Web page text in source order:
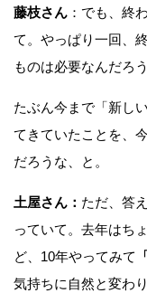
藤枝さん ：でも、終
て。やっぱり一回、
ものは必要なんだろ
たぶん今まで「新し
てきていたことを、
だろうな、と。
土屋さん： ただ、答
っていて。去年はち
ど、10年やってみて
気持ちに自然と変わ